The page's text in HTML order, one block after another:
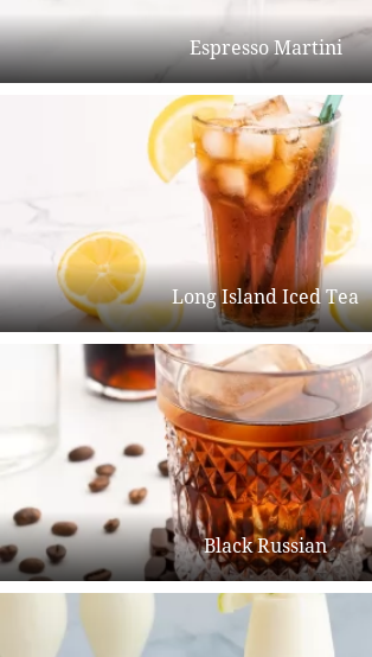
Espresso Martini
Long Island Iced Tea
Black Russian